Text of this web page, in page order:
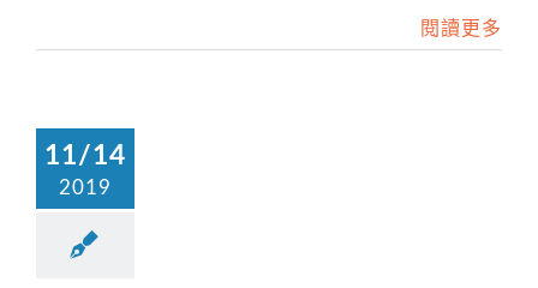
閱讀更多
11/14
2019